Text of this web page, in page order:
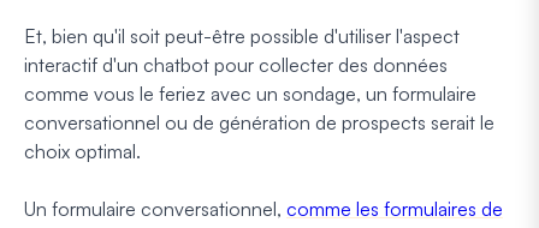
Et, bien qu'il soit peut-être possible d'utiliser l'aspect
interactif d'un chatbot pour collecter des données
comme vous le feriez avec un sondage, un formulaire
conversationnel ou de génération de prospects serait le
choix optimal.
Un formulaire conversationnel, comme les formulaires de